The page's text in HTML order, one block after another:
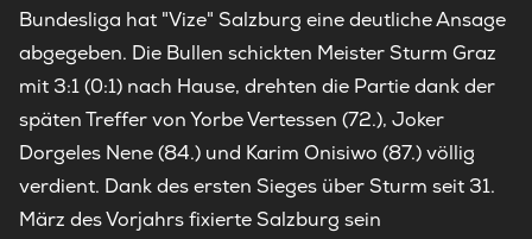
Bundesliga hat "Vize" Salzburg eine deutliche Ansage
abgegeben. Die Bullen schickten Meister Sturm Graz
mit 3:1 (0:1) nach Hause, drehten die Partie dank der
späten Treffer von Yorbe Vertessen (72.), Joker
Dorgeles Nene (84.) und Karim Onisiwo (87.) völlig
verdient. Dank des ersten Sieges über Sturm seit 31.
März des Vorjahrs fixierte Salzburg sein